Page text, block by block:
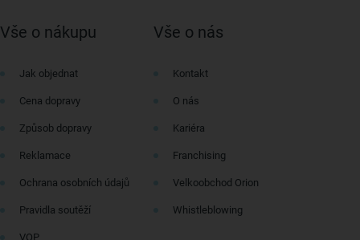
Vše o nákupu
Jak objednat
Cena dopravy
Způsob dopravy
Reklamace
Ochrana osobních údajů
Pravidla soutěží
VOP
Vše o nás
Kontakt
O nás
Kariéra
Franchising
Velkoobchod Orion
Whistleblowing